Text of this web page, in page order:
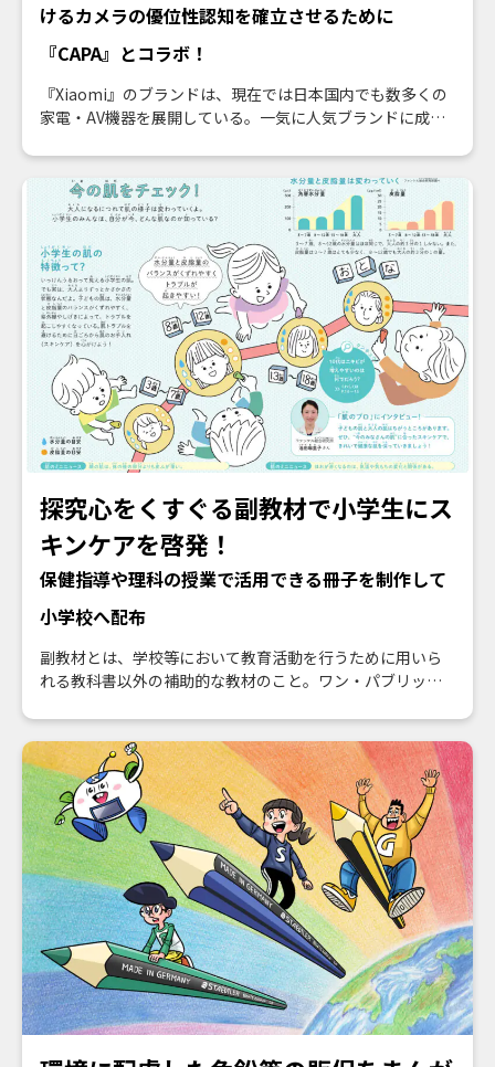
けるカメラの優位性認知を確立させるために
『CAPA』とコラボ！
『Xiaomi』のブランドは、現在では日本国内でも数多くの
家電・AV機器を展開している。一気に人気ブランドに成長
いてLeicaと共同開発したスマートフォンの発売だった。そ
のプロモーションにおいて「Xiaomiは若いクリエイターを
応援していく」という企業マインドを示すプロジェクトと
して、30歳以下の若者向けのフォトコンテストを『CAPA』
とのコラボで実施した。
探究心をくすぐる副教材で小学生にス
キンケアを啓発！
保健指導や理科の授業で活用できる冊子を制作して
小学校へ配布
副教材とは、学校等において教育活動を行うために用いら
れる教科書以外の補助的な教材のこと。ワン・パブリッシ
たいことを教育現場で求められている形で教材化。学校へ
の告知・配送まで一気通貫でプロデュースしています。こ
の施策では小学生へのスキンケア啓発を目的に、保健指導
や理科の授業で活用できる教材を開発しました。